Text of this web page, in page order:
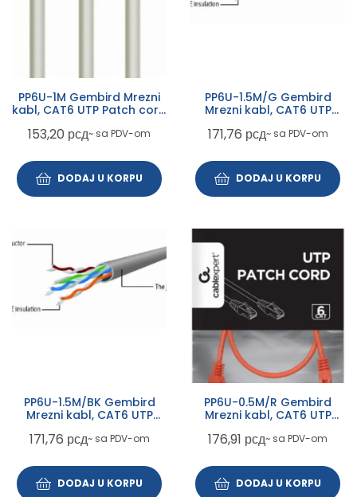
PP6U-1M Gembird Mrezni
kabl, CAT6 UTP Patch cord
153,20 рсд~ sa PDV-om
DODAJ U KORPU
PP6U-1.5M/G Gembird
Mrezni kabl, CAT6 UTP
171,76 рсд~ sa PDV-om
DODAJ U KORPU
PP6U-1.5M/BK Gembird
Mrezni kabl, CAT6 UTP
171,76 рсд~ sa PDV-om
DODAJ U KORPU
PP6U-0.5M/R Gembird
Mrezni kabl, CAT6 UTP
176,91 рсд~ sa PDV-om
DODAJ U KORPU